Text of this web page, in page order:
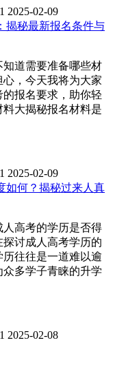
2025-02-09
揭秘最新报名条件与
道需要准备哪些材
，今天我将为大家
报名要求，助你轻
大揭秘报名材料是
2025-02-09
如何？揭秘过来人真
高考的学历是否得
讨成人高考学历的
往往是一道难以逾
多学子青睐的升学
2025-02-08